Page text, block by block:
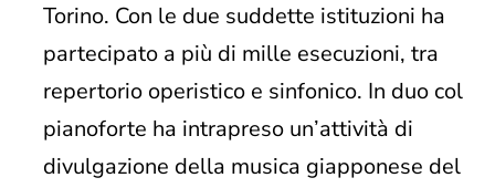
Torino. Con le due suddette istituzioni ha
partecipato a più di mille esecuzioni, tra
repertorio operistico e sinfonico. In duo col
pianoforte ha intrapreso un’attività di
divulgazione della musica giapponese del